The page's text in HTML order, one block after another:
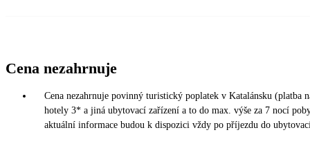
Cena nezahrnuje
Cena nezahrnuje povinný turistický poplatek v Katalánsku (platba
hotely 3* a jiná ubytovací zařízení a to do max. výše za 7 nocí
aktuální informace budou k dispozici vždy po příjezdu do